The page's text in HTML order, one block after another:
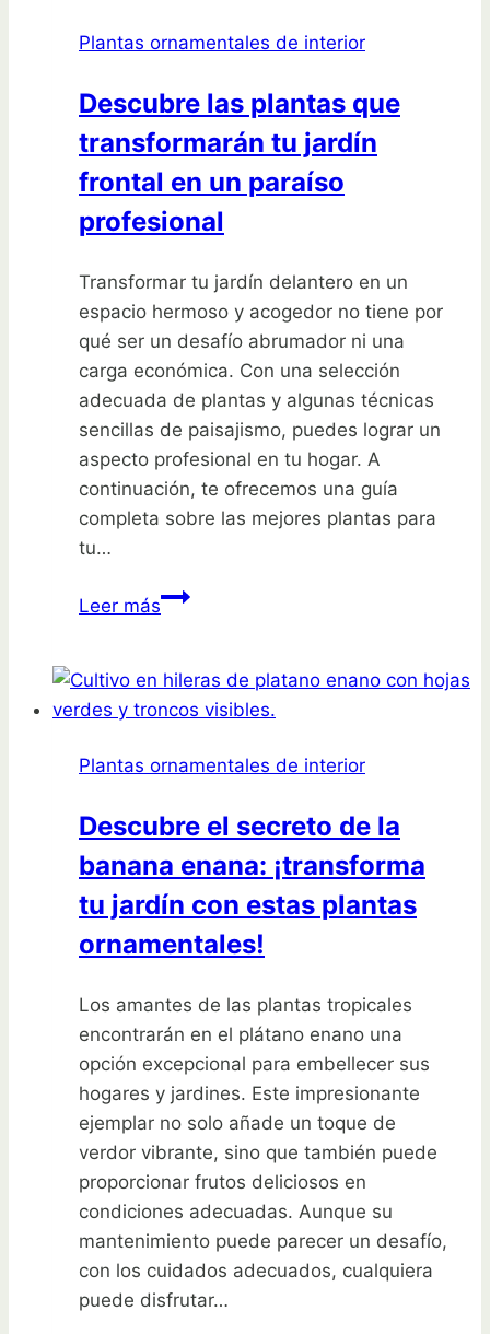
como
experto
y
transforma
tu
jardín
mismo
Plantas ornamentales de interior
Descubre las plantas que
transformarán tu jardín
frontal en un paraíso
profesional
Transformar tu jardín delantero en un
espacio hermoso y acogedor no tiene por
qué ser un desafío abrumador ni una
carga económica. Con una selección
adecuada de plantas y algunas técnicas
sencillas de paisajismo, puedes lograr un
aspecto profesional en tu hogar. A
continuación, te ofrecemos una guía
completa sobre las mejores plantas para
tu…
Leer másDescubre
que
transformarán
jardín
en
un
paraíso
profesional
Plantas ornamentales de interior
Descubre el secreto de la
banana enana: ¡transforma
tu jardín con estas plantas
ornamentales!
Los amantes de las plantas tropicales
encontrarán en el plátano enano una
opción excepcional para embellecer sus
hogares y jardines. Este impresionante
ejemplar no solo añade un toque de
verdor vibrante, sino que también puede
proporcionar frutos deliciosos en
condiciones adecuadas. Aunque su
mantenimiento puede parecer un desafío,
con los cuidados adecuados, cualquiera
puede disfrutar…